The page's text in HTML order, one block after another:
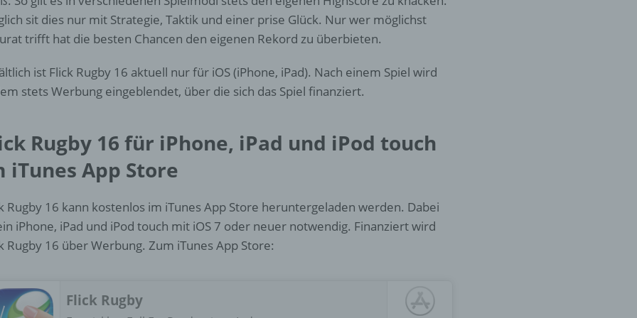
sit dies nur mit Strategie, Taktik und einer prise Glück. Nur wer möglichst
trifft hat die besten Chancen den eigenen Rekord zu überbieten.
ist Flick Rugby 16 aktuell nur für iOS (iPhone, iPad). Nach einem Spiel wird
stets Werbung eingeblendet, über die sich das Spiel finanziert.
Rugby 16 für iPhone, iPad und iPod touch
iTunes App Store
Rugby 16 kann kostenlos im iTunes App Store heruntergeladen werden. Dabei
iPhone, iPad und iPod touch mit iOS 7 oder neuer notwendig. Finanziert wird
Rugby 16 über Werbung. Zum iTunes App Store:
Flick Rugby
Einschränkung der Verarbeitung ist die Markierung gespeicherter
einzuschränken.
Profiling ist jede Art der automatisierten Verarbeitung
personenbezogener Daten, die darin besteht, dass diese
personenbezogenen Daten verwendet werden, um bestimmte
zu bewerten, insbesondere, um Aspekte bezüglich Arbeitsleistung,
wirtschaftlicher Lage, Gesundheit, persönlicher Vorlieben, Interessen,
Zuverlässigkeit, Verhalten, Aufenthaltsort oder Ortswechsel dieser
natürlichen Person zu analysieren oder vorherzusagen.
f) Pseudonymisierung